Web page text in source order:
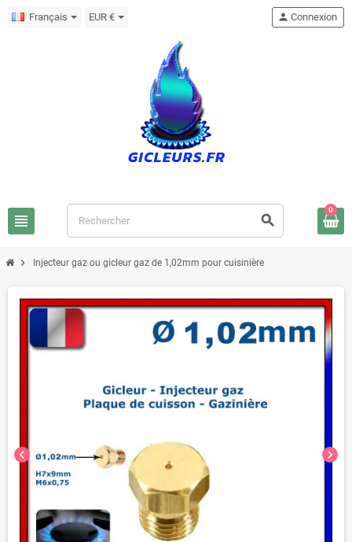
Français EUR €
view_headline search
person Connexion
0
chevron_right Injecteur gaz ou gicleur gaz de 1,02mm pour cuisinière
chevron_left chevron_right